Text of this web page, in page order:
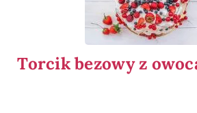
Torcik bezowy z